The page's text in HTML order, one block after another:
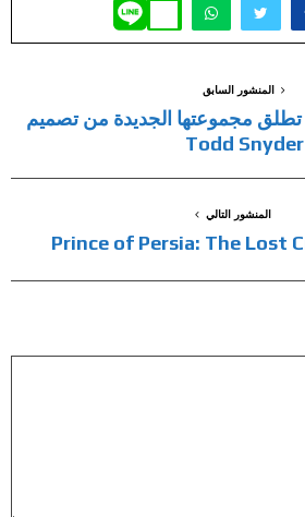
المنشور السابق
شركة WOOLRICH تطلق مجموعتها الجديدة من تصميم
Todd Snyder
المنشور التالي